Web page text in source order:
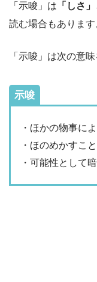
「示唆」は 「しさ
読む場合もあります
「示唆」は次の意
示唆
・ほかの物事に
・ほのめかすこと
・可能性として